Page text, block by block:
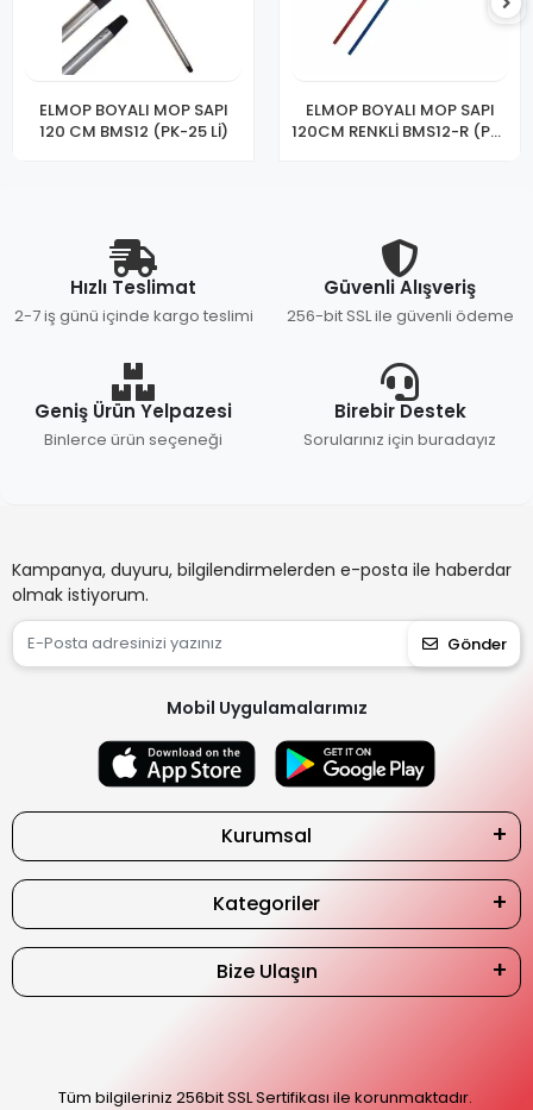
ELMOP BOYALI MOP SAPI
120 CM BMS12 (PK-25 Lİ)
ELMOP BOYALI MOP SAPI
120CM RENKLİ BMS12-R (PK-
Hızlı Teslimat
2-7 iş günü içinde kargo teslimi
Güvenli Alışveriş
256-bit SSL ile güvenli ödeme
Geniş Ürün Yelpazesi
Binlerce ürün seçeneği
Birebir Destek
Sorularınız için buradayız
Kampanya, duyuru, bilgilendirmelerden e-posta ile haberdar
olmak istiyorum.
Gönder
Mobil Uygulamalarımız
Kurumsal
Kategoriler
Bize Ulaşın
Tüm bilgileriniz 256bit SSL Sertifikası ile korunmaktadır.